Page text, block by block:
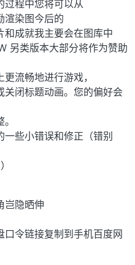
过程中您将可以从
渲染图今后的
和成就我主要会在图库中
另类版本大部分将作为赞助
流畅地进行游戏，
关闭标题动画。您的偏好会
一些小错误和修正（错别
岂隐晒伸
令链接复制到手机百度网